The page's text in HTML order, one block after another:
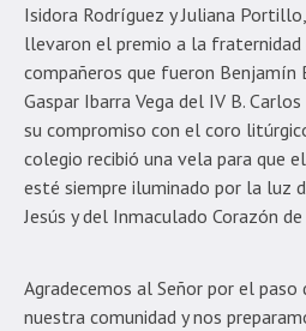
Isidora Rodríguez y Juliana
llevaron el premio a la fraternidad
compañeros que fueron Benjamín
Gaspar Ibarra Vega del IV B.
su compromiso con el coro
colegio recibió una vela para que
esté siempre iluminado por la luz
Jesús y del Inmaculado Corazón
Agradecemos al Señor por el
nuestra comunidad y nos